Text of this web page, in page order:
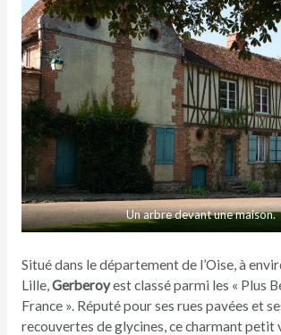
Un arbre devant une maison.
Situé dans le département de l’Oise, à
Lille, Gerberoyest classé parmi les « Plus
France ». Réputé pour ses rues pavées et
recouvertes de glycines, ce charmant petit